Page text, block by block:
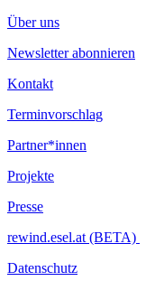
Über uns
Newsletter abonnieren
Kontakt
Terminvorschlag
Partner*innen
Projekte
Presse
rewind.esel.at (BETA)
Datenschutz